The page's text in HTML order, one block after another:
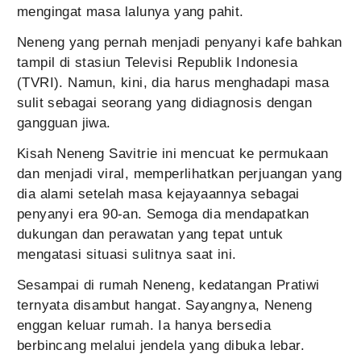
mengingat masa lalunya yang pahit.
Neneng yang pernah menjadi penyanyi kafe bahkan
tampil di stasiun Televisi Republik Indonesia
(TVRI). Namun, kini, dia harus menghadapi masa
sulit sebagai seorang yang didiagnosis dengan
gangguan jiwa.
Kisah Neneng Savitrie ini mencuat ke permukaan
dan menjadi viral, memperlihatkan perjuangan yang
dia alami setelah masa kejayaannya sebagai
penyanyi era 90-an. Semoga dia mendapatkan
dukungan dan perawatan yang tepat untuk
mengatasi situasi sulitnya saat ini.
Sesampai di rumah Neneng, kedatangan Pratiwi
ternyata disambut hangat. Sayangnya, Neneng
enggan keluar rumah. Ia hanya bersedia
berbincang melalui jendela yang dibuka lebar.